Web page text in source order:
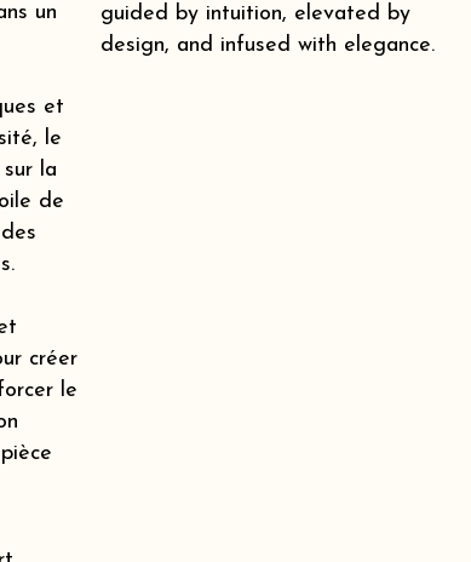
un
et
le
la
de
créer
le
guided by intuition, elevated by
design, and infused with elegance.